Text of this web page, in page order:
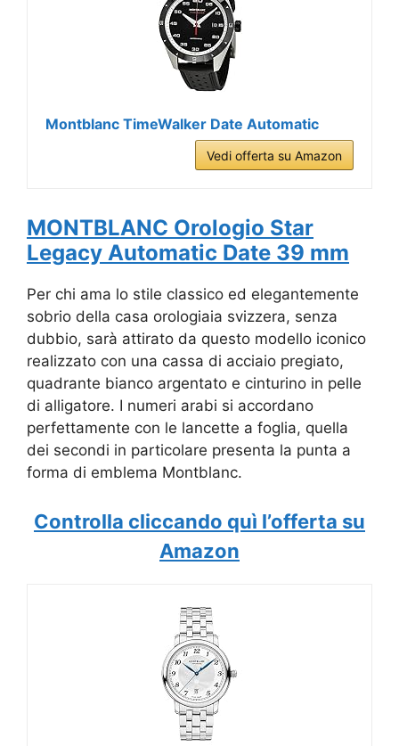
Montblanc TimeWalker Date Automatic
Vedi offerta su Amazon
MONTBLANC Orologio Star
Legacy Automatic Date 39 mm
Per chi ama lo stile classico ed elegantemente
sobrio della casa orologiaia svizzera, senza
dubbio, sarà attirato da questo modello iconico
realizzato con una cassa di acciaio pregiato,
quadrante bianco argentato e cinturino in pelle
di alligatore. I numeri arabi si accordano
perfettamente con le lancette a foglia, quella
dei secondi in particolare presenta la punta a
forma di emblema Montblanc.
Controlla cliccando quì l’offerta su
Amazon